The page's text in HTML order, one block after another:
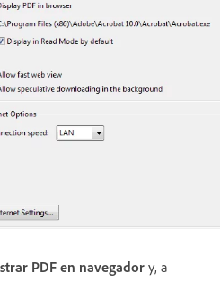
PDF en navegador y, a